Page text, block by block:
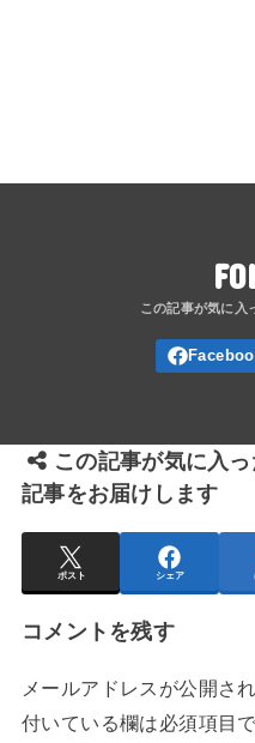
この記事が気に入
記事をお届けします
ポスト シェア
コメントを残す
メールアドレスが公開さ
付いている欄は必須項目